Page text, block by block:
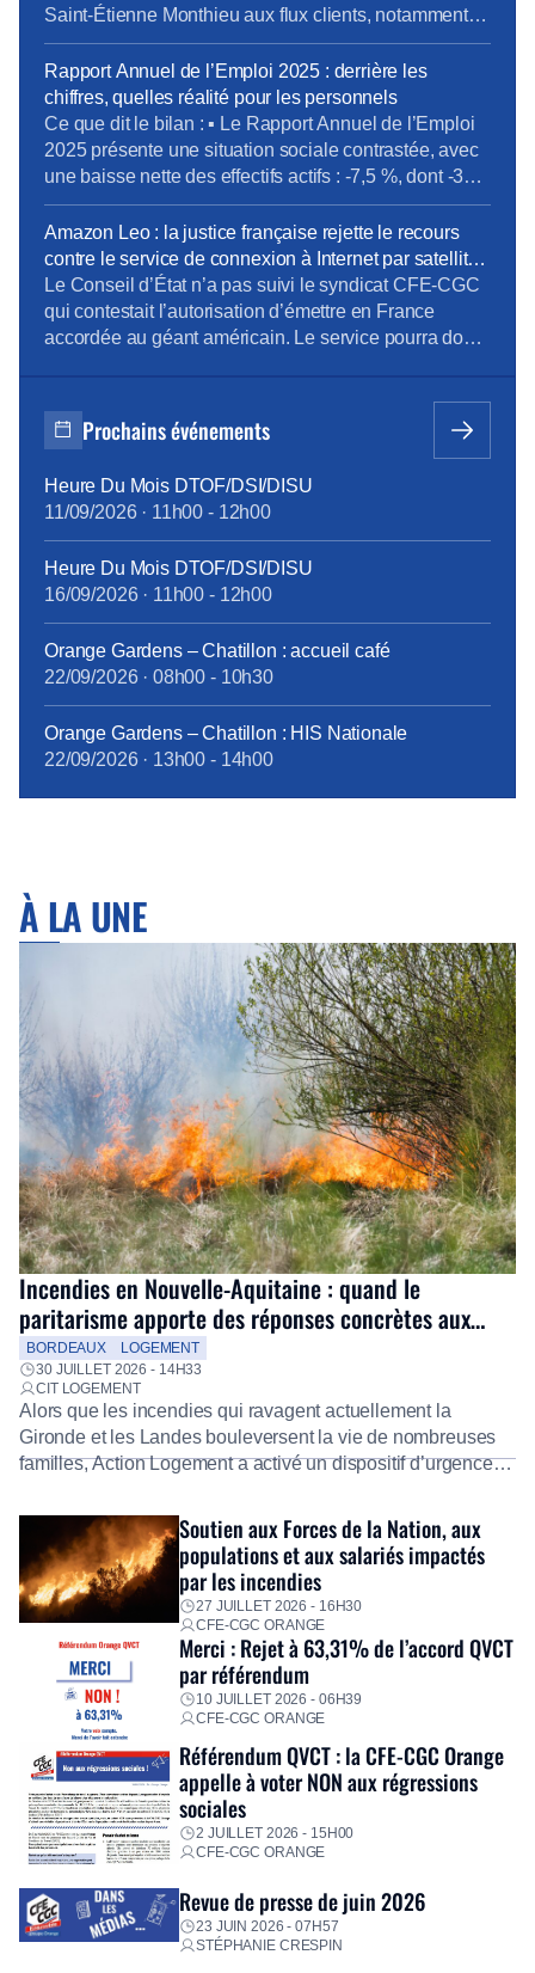
Saint-Étienne Monthieu aux flux clients, notamment le
samedi, journée la plus chargée. Le projet prévoit une
meilleure couverture des ouvertures/fermetures et des
réunions d’équipe intégrées au planning. Pour la
CFE-CGC Orange, l’essentiel est de garantir que
cette évolution […]
Rapport Annuel de l’Emploi 2025 : derrière les
chiffres, quelles réalité pour les personnels
Ce que dit le bilan : ▪ Le Rapport Annuel de l’Emploi
2025 présente une situation sociale contrastée, avec
une baisse nette des effectifs actifs : -7,5 %, dont -373
CDI sur l’année. La Direction met en avant 47
recrutements externes, mais ceux-ci restent très loin
des 318 sorties définitives, dont une très grande
majorité […]
Amazon Leo : la justice française rejette le recours
contre le service de connexion à Internet par satellite
– La Tribune
Le Conseil d’État n’a pas suivi le syndicat CFE-CGC
qui contestait l’autorisation d’émettre en France
accordée au géant américain. Le service pourra donc
novembre 2025, requérant l’annulation de la décision
de l’Arcep « pour défaut de mise en […]
Prochains événements
Heure Du Mois DTOF/DSI/DISU
11/09/2026· 11h00 - 12h00
Heure Du Mois DTOF/DSI/DISU
16/09/2026· 11h00 - 12h00
Orange Gardens – Chatillon : accueil café
22/09/2026· 08h00 - 10h30
Orange Gardens – Chatillon : HIS Nationale
22/09/2026· 13h00 - 14h00
À LA UNE
Incendies en Nouvelle-Aquitaine : quand le
paritarisme apporte des réponses concrètes aux
salariés
BORDEAUX
LOGEMENT
30 JUILLET 2026 - 14H33
CIT LOGEMENT
Alors que les incendies qui ravagent actuellement la
Gironde et les Landes bouleversent la vie de nombreuses
familles, Action Logement a activé un dispositif d’urgence
Fidèle à sa mission d’utilité sociale, le Groupe mobilise
immédiatement ses équipes afin de proposer un diagnostic
personnalisé, des aides financières pour faire face aux
premières dépenses, […]
Soutien aux Forces de la Nation, aux
populations et aux salariés impactés
par les incendies
27 JUILLET 2026 - 16H30
CFE-CGC ORANGE
Merci : Rejet à 63,31% de l’accord QVCT
par référendum
10 JUILLET 2026 - 06H39
CFE-CGC ORANGE
Référendum QVCT : la CFE-CGC Orange
appelle à voter NON aux régressions
sociales
2 JUILLET 2026 - 15H00
CFE-CGC ORANGE
Revue de presse de juin 2026
23 JUIN 2026 - 07H57
STÉPHANIE CRESPIN